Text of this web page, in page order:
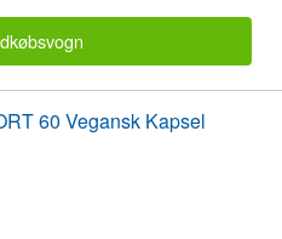
60 Vegansk Kapsel